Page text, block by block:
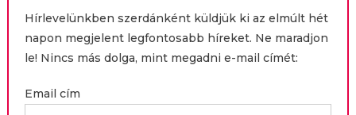
Hírlevelünkben szerdánként küldjük ki az elmúlt hét
napon megjelent legfontosabb híreket. Ne maradjon
le! Nincs más dolga, mint megadni e-mail címét:
Email cím